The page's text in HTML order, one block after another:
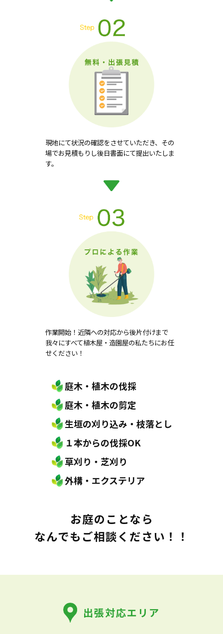
現地にて状況の確認をさせていただき、その
場でお見積もりし後日書面にて提出いたしま
す。
作業開始！近隣への対応から後片付けまで
我々にすべて植木屋・造園屋の私たちにお任
せください！
庭木・植木の伐採
庭木・植木の剪定
生垣の刈り込み・枝落とし
１本からの伐採OK
草刈り・芝刈り
外構・エクステリア
お庭のことなら
なんでもご相談ください！！
出張対応エリア